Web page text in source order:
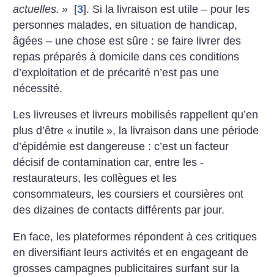
actuelles. » [3]. Si la livraison est utile – pour les
personnes malades, en situation de handicap,
âgées – une chose est sûre : se faire li­vrer des
repas préparés à domicile dans ces conditions
d’exploitation et de précarité n’est pas une
nécessité.
Les livreuses et livreurs mobilisés rappellent qu’en
plus d’être « inutile », la livraison dans une période
d’épidémie est dangereuse : c’est un facteur
décisif de contamination car, entre les ­
restaurateurs, les collègues et les
consommateurs, les coursiers et coursières ont
des dizaines de contacts différents par jour.
En face, les plateformes répondent à ces critiques
en diversifiant leurs activités et en engageant de
grosses campagnes publicitaires surfant sur la